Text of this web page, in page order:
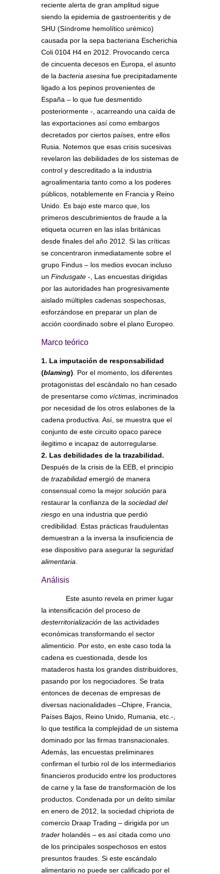
reciente alerta de gran amplitud sigue
siendo la epidemia de gastroenteritis y de
SHU (Síndrome hemolítico urémico)
causada por la sepa bacteriana Escherichia
Coli 0104 H4 en 2012. Provocando cerca
de cincuenta decesos en Europa, el asunto
de la bacteria asesina fue precipitadamente
ligado a los pepinos provenientes de
España – lo que fue desmentido
posteriormente -, acarreando una caída de
las exportaciones así como embargos
decretados por ciertos países, entre ellos
Rusia. Notemos que esas crisis sucesivas
revelaron las debilidades de los sistemas de
control y descreditado a la industria
agroalimentaria tanto como a los poderes
públicos, notablemente en Francia y Reino
Unido. Es bajo este marco que, los
primeros descubrimientos de fraude a la
etiqueta ocurren en las islas británicas
desde finales del año 2012. Si las críticas
se concentraron inmediatamente sobre el
grupo Findus – los medios evocan incluso
un Findusgate -, Las encuestas dirigidas
por las autoridades han progresivamente
aislado múltiples cadenas sospechosas,
esforzándose en preparar un plan de
acción coordinado sobre el plano Europeo.
Marco teórico
1. La imputación de responsabilidad
(blaming) . Por el momento, los diferentes
protagonistas del escándalo no han cesado
de presentarse como víctimas , incriminados
por necesidad de los otros eslabones de la
cadena productiva. Así, se muestra que el
conjunto de este circuito opaco parece
ilegitimo e incapaz de autorregularse.
2. Las debilidades de la trazabilidad.
Después de la crisis de la EEB, el principio
de trazabilidad emergió de manera
consensual como la mejor solución para
restaurar la confianza de la sociedad del
riesgo en una industria que perdió
credibilidad. Estas prácticas fraudulentas
demuestran a la inversa la insuficiencia de
ese dispositivo para asegurar la seguridad
alimentaria
Análisis
Este asunto revela en primer lugar
la intensificación del proceso de
desterritorialización de las actividades
económicas transformando el sector
alimenticio. Por esto, en este caso toda la
cadena es cuestionada, desde los
mataderos hasta los grandes distribuidores,
pasando por los negociadores. Se trata
entonces de decenas de empresas de
diversas nacionalidades –Chipre, Francia,
Países Bajos, Reino Unido, Rumania, etc.-,
lo que testifica la complejidad de un sistema
dominado por las firmas transnacionales.
Además, las encuestas preliminares
confirman el turbio rol de los intermediarios
financieros producido entre los productores
de carne y la fase de transformación de los
productos. Condenada por un delito similar
en enero de 2012, la sociedad chipriota de
comercio Draap Trading – dirigida por un
trader holandés – es así citada como uno
de los principales sospechosos en estos
presuntos fraudes. Si este escándalo
alimentario no puede ser calificado por el